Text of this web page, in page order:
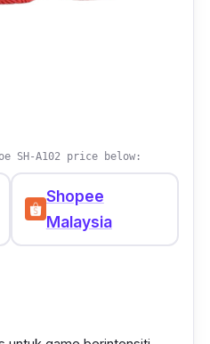
SH-A102 price below:
Shopee
Malaysia